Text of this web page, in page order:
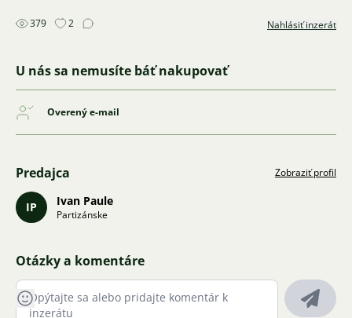
379 2 Nahlásiť inzerát
U nás sa nemusíte báť nakupovať
Overený e-mail
Predajca Zobraziť profil
IP Ivan Paule
Partizánske
Otázky a komentáre